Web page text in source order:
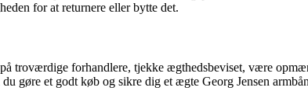
for at returnere eller bytte det.
troværdige forhandlere, tjekke ægthedsbeviset, være
gøre et godt køb og sikre dig et ægte Georg Jensen